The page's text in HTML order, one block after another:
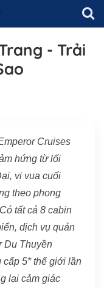
- Trải
Cruises
hứng từ lối
vị vua cuối
theo phong
tất cả 8 cabin
dịch vụ quản
Du Thuyền
cấp 5* thế giới lần
lại cảm giác